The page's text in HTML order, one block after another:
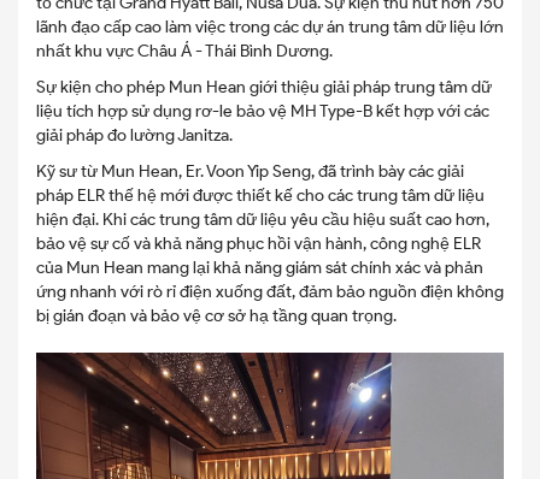
lãnh đạo cấp cao làm việc trong các dự án trung tâm dữ liệu lớn
nhất khu vực Châu Á - Thái Bình Dương.
Sự kiện cho phép Mun Hean giới thiệu giải pháp trung tâm dữ
liệu tích hợp sử dụng rơ-le bảo vệ MH Type-B kết hợp với các
giải pháp đo lường Janitza.
Kỹ sư từ Mun Hean, Er. Voon Yip Seng, đã trình bày các giải
pháp ELR thế hệ mới được thiết kế cho các trung tâm dữ liệu
hiện đại. Khi các trung tâm dữ liệu yêu cầu hiệu suất cao hơn,
bảo vệ sự cố và khả năng phục hồi vận hành, công nghệ ELR
của Mun Hean mang lại khả năng giám sát chính xác và phản
ứng nhanh với rò rỉ điện xuống đất, đảm bảo nguồn điện không
bị gián đoạn và bảo vệ cơ sở hạ tầng quan trọng.